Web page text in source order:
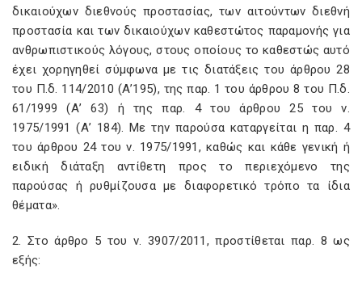
δικαιούχων διεθνούς προστασίας, των αιτούντων διεθνή
προστασία και των δικαιούχων καθεστώτος παραμονής για
ανθρωπιστικούς λόγους, στους οποίους το καθεστώς αυτό
έχει χορηγηθεί σύμφωνα με τις διατάξεις του άρθρου 28
του Π.δ. 114/2010 (Α’195), της παρ. 1 του άρθρου 8 του Π.δ.
61/1999 (Α’ 63) ή της παρ. 4 του άρθρου 25 του ν.
1975/1991 (Α’ 184). Με την παρούσα καταργείται η παρ. 4
του άρθρου 24 του ν. 1975/1991, καθώς και κάθε γενική ή
ειδική διάταξη αντίθετη προς το περιεχόμενο της
παρούσας ή ρυθμίζουσα με διαφορετικό τρόπο τα ίδια
θέματα».
2. Στο άρθρο 5 του ν. 3907/2011, προστίθεται παρ. 8 ως
εξής: